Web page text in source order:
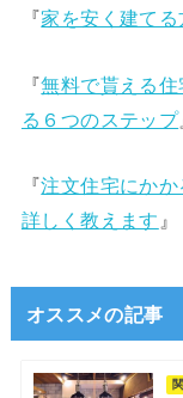
『家を安く建て
『無料で貰える
る６つのステップ
『注文住宅にか
詳しく教えます 』
オススメの記事